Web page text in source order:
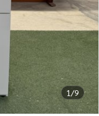
1/9